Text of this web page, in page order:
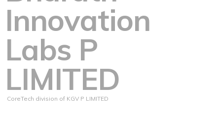
Innovation
Labs P
LIMITED
CoreTech division of KGV P LIMITED